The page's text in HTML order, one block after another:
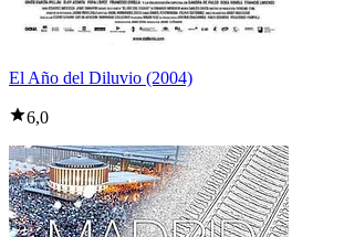
El Año del Diluvio (2004)
6,0